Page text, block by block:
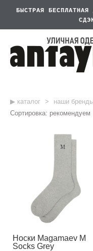
БЫСТРАЯ БЕСПЛАТНАЯ
▶︎ каталог > наши
Сортировка: рекомендуем
Носки Magamaev M
Socks Grey